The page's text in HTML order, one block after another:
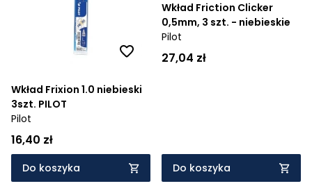
Wkład Frixion 1.0 niebieski
3szt. PILOT
Pilot
16,40 zł
Do koszyka
Wkład Friction Clicker
0,5mm, 3 szt. - niebieskie
Pilot
27,04 zł
Do koszyka